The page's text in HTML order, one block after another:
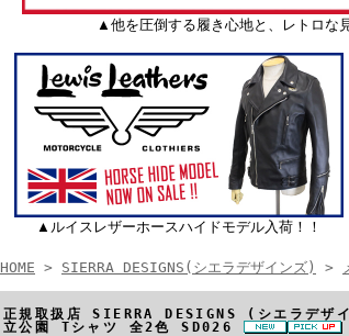
▲他を圧倒する履き心地と、レトロな
▲ルイスレザーホースハイドモデル入荷！！
HOME > SIERRA DESIGNS(シエラデザインズ) >
正規取扱店 SIERRA DESIGNS (シエラデ
立公園 Tシャツ 全2色 SD026